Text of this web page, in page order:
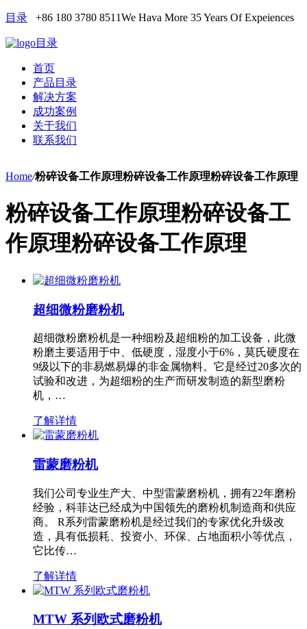
目录 +86 180 3780 8511We Hava More 35 Years Of Expeiences
目录
首页
产品目录
解决方案
成功案例
关于我们
联系我们
Home/粉碎设备工作原理粉碎设备工作原理粉碎设备工作原理
粉碎设备工作原理粉碎设备工
作原理粉碎设备工作原理
超细微粉磨粉机
超细微粉磨粉机是一种细粉及超细粉的加工设备，此微
粉磨主要适用于中、低硬度，湿度小于6%，莫氏硬度在
9级以下的非易燃易爆的非金属物料。它是经过20多次的
试验和改进，为超细粉的生产而研发制造的新型磨粉
机，…
了解详情
雷蒙磨粉机
我们公司专业生产大、中型雷蒙磨粉机，拥有22年磨粉
经验，科菲达已经成为中国领先的磨粉机制造商和供应
商。 R系列雷蒙磨粉机是经过我们的专家优化升级改
造，具有低损耗、投资小、环保、占地面积小等优点，
它比传…
了解详情
MTW 系列欧式磨粉机